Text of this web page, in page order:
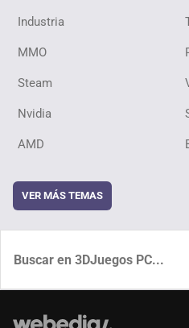
Industria
MMO
Steam
Nvidia
AMD
VER MÁS TEMAS